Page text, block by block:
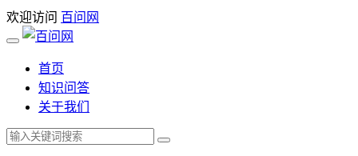
欢迎访问 百问网
首页
知识问答
关于我们